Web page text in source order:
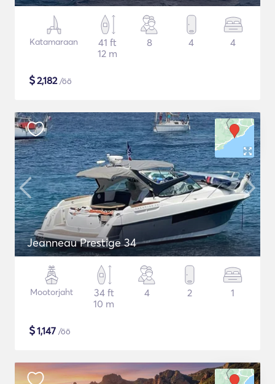
Katamaraan
41 ft
12 m
8 4 4
$2,182/öö
Jeanneau Prestige 34
Mootorjaht
34 ft
10 m
4 2 1
$1,147 /öö